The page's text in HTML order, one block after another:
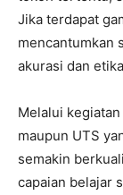
Jika terdapat
mencantumkan
akurasi dan
Melalui
maupun UTS
semakin
capaian belajar